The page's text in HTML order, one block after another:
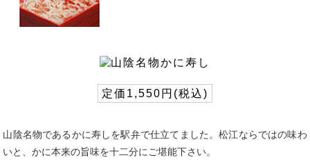
定価1,550円(税込)
山陰名物であるかに寿しを駅弁で仕立てました。松江ならではの味わ
いと、かに本来の旨味を十二分にご堪能下さい。